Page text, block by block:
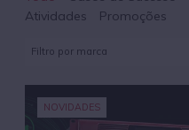
Atividades
Promoções
NOVIDADES